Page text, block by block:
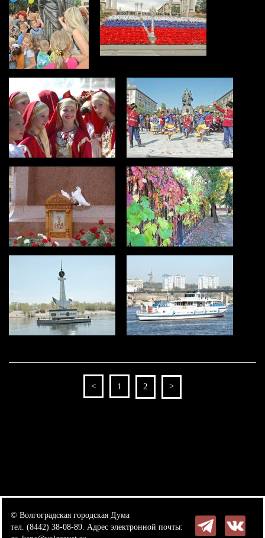
< 1 2 >
© Волгоградская городская Дума
тел. (8442) 38-08-89. Адрес электронной почты: